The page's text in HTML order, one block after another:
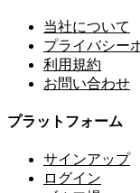
当社について
プライバシー
利用規約
お問い合わせ
プラットフォーム
サインアップ
ログイン